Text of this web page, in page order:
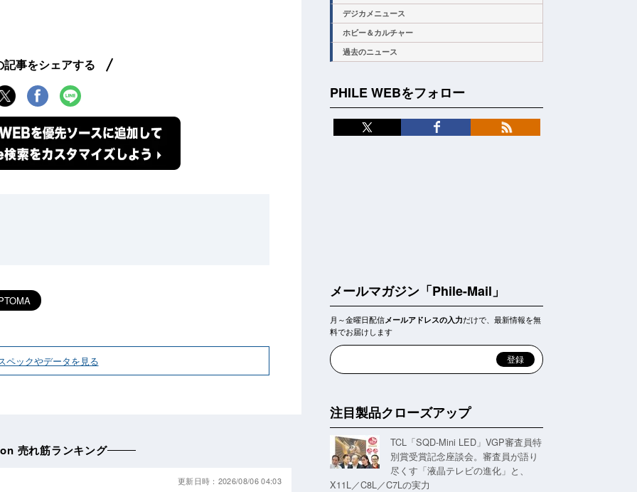
記事をシェアする
ペックやデータを見る
デジカメニュース
ホビー＆カルチャー
過去のニュース
PHILE WEBをフォロー
メールマガジン「Phile-Mail」
月～金曜日配信メールアドレスの入力だけで、最新情報を無
料でお届けします
注目製品クローズアップ
TCL「SQD-Mini LED」VGP審査員特
別賞受賞記念座談会。審査員が語り
尽くす「液晶テレビの進化」と、
X11L／C8L／C7Lの実力